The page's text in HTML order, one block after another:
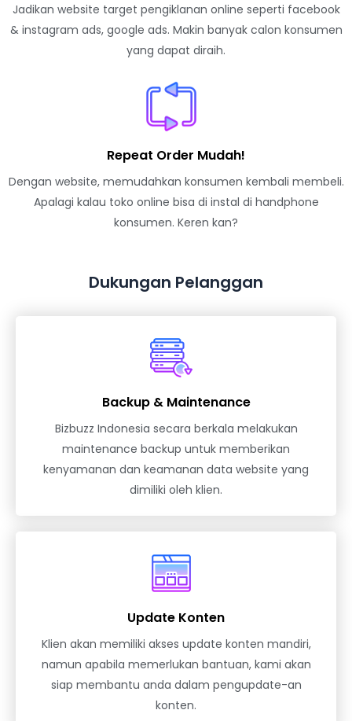
Jadikan website target pengiklanan online seperti facebook
& instagram ads, google ads. Makin banyak calon konsumen
yang dapat diraih.
Repeat Order Mudah!
Dengan website, memudahkan konsumen kembali membeli.
Apalagi kalau toko online bisa di instal di handphone
konsumen. Keren kan?
Dukungan Pelanggan
Backup & Maintenance
Bizbuzz Indonesia secara berkala melakukan
maintenance backup untuk memberikan
kenyamanan dan keamanan data website yang
dimiliki oleh klien.
Update Konten
Klien akan memiliki akses update konten mandiri,
namun apabila memerlukan bantuan, kami akan
siap membantu anda dalam pengupdate-an
konten.